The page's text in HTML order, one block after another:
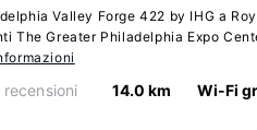
Valley Forge 422 by IHG a
The Greater Philadelphia Expo
14.0 km Wi-Fi